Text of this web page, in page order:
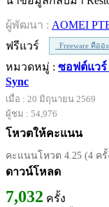
ผู้พัฒนา : AOMEI
ฟรีแวร์
Freeware คืออ
หมวดหมู่ : ซอฟต์แวร์
Sync
เมื่อ : 20 มิถุนายน 2569
ผู้ชม : 54,976
โหวตให้คะแนน
คะแนนโหวต 4.25 (4 ครั้
ดาวน์โหลด
7,032 ครั้ง